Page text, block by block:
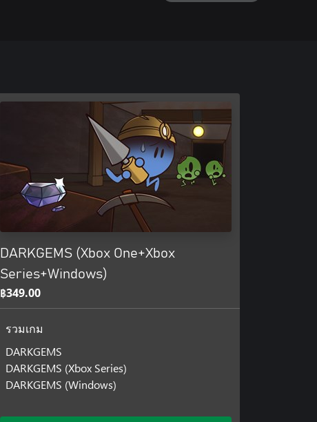
DARKGEMS (Xbox One+Xbox
Series+Windows)
฿349.00
รวมเกม
DARKGEMS
DARKGEMS (Xbox Series)
DARKGEMS (Windows)